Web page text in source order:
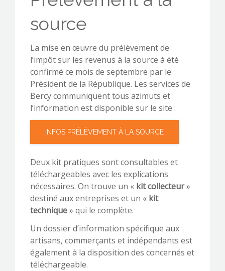
source
La mise en œuvre du prélèvement de
l’impôt sur les revenus à la source à été
confirmé ce mois de septembre par le
Président de la République. Les services de
Bercy communiquent tous azimuts et
l’information est disponible sur le site :
INFOS PRÉLÈVEMENT À LA SOURCE
Deux kit pratiques sont consultables et
téléchargeables avec les explications
nécessaires. On trouve un « kit collecteur»
destiné aux entreprises et un « kit
technique» qui le complète.
Un dossier d’information spécifique aux
artisans, commerçants et indépendants est
également à la disposition des concernés et
téléchargeable.